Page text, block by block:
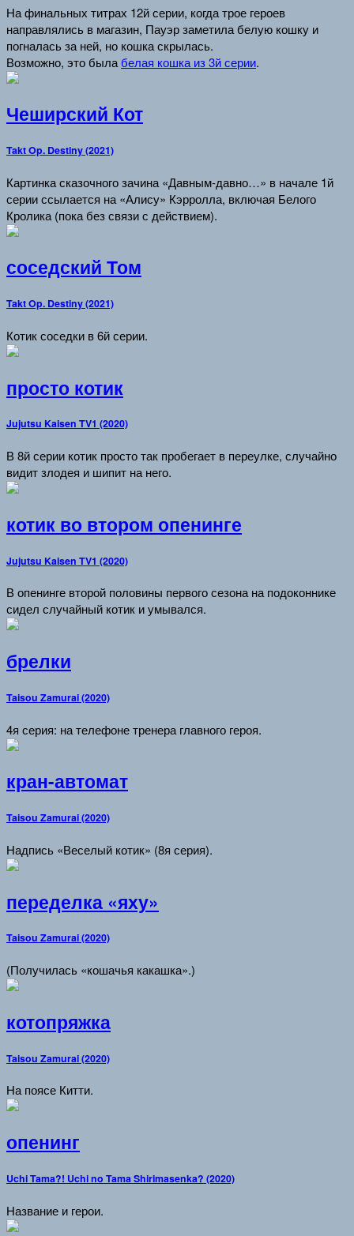
На финальных титрах 12й серии, когда трое героев
направлялись в магазин, Пауэр заметила белую кошку и
погналась за ней, но кошка скрылась.
Возможно, это была белая кошка из 3й серии.
Чеширский Кот
Takt Op. Destiny (2021)
Картинка сказочного зачина «Давным-давно…» в начале 1й
серии ссылается на «Алису» Кэрролла, включая Белого
Кролика (пока без связи с действием).
соседский Том
Takt Op. Destiny (2021)
Котик соседки в 6й серии.
просто котик
Jujutsu Kaisen TV1 (2020)
В 8й серии котик просто так пробегает в переулке, случайно
видит злодея и шипит на него.
котик во втором опенинге
Jujutsu Kaisen TV1 (2020)
В опенинге второй половины первого сезона на подоконнике
сидел случайный котик и умывался.
брелки
Taisou Zamurai (2020)
4я серия: на телефоне тренера главного героя.
кран-автомат
Taisou Zamurai (2020)
Надпись «Веселый котик» (8я серия).
переделка «яху»
Taisou Zamurai (2020)
(Получилась «кошачья какашка».)
котопряжка
Taisou Zamurai (2020)
На поясе Китти.
опенинг
Uchi Tama?! Uchi no Tama Shirimasenka? (2020)
Название и герои.